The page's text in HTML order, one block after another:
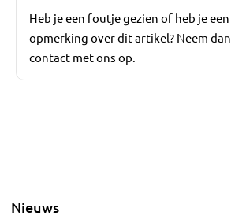
Heb je een foutje gezien of heb je een
opmerking over dit artikel? Neem dan
contact met ons op.
Nieuws